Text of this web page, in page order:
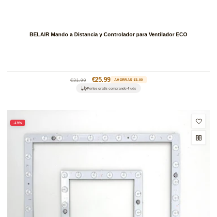
BELAIR Mando a Distancia y Controlador para Ventilador ECO
Precio
habitual
€31.99
Precio
de
€25.99 AHORRAS €6.00
Portes gratis comprando 4 uds
-19%